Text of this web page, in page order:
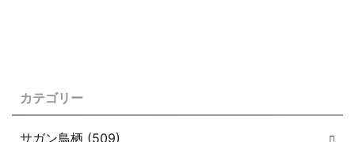
カテゴリー
サガン鳥栖 (509)